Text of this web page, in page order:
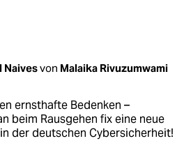
Naivesvon Malaika Rivuzumwami
ernsthafte Bedenken –
beim Rausgehen fix eine neue
der deutschen Cybersicherheit!